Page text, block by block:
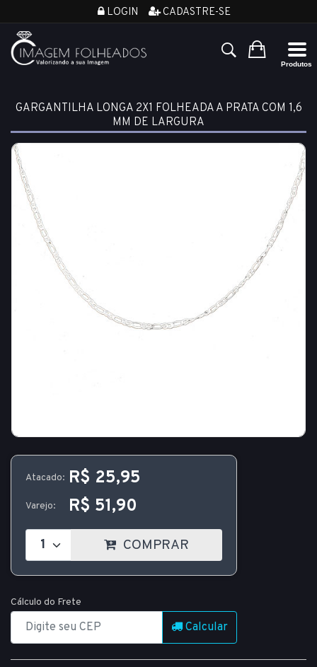
LOGIN CADASTRE-SE
GARGANTILHA LONGA 2X1 FOLHEADA A PRATA COM 1,6
MM DE LARGURA
Atacado: R$ 25,95
Varejo: R$ 51,90
COMPRAR
Cálculo do Frete
Calcular